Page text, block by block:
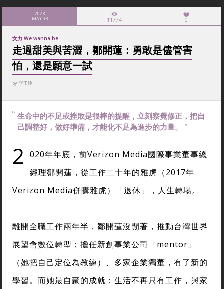
2023
MAY 03 11774 0
女力 We wanna be
走過甜美與苦澀，鄒開蓮：勇敢是儘管害
怕，還是願意一試
by 李玉玲
生命中的不足或挫敗是很棒的提醒，立刻察覺修正，把自
己調整好，做好準備，才能化不足為進步的力量。
2 020年年底，前Verizon Media國際事業董事總
經理鄒開蓮，從工作二十年的雅虎（2017年
Verizon Media併購雅虎）「退休」，人生轉場。
離開全職工作兩年半，鄒開蓮沒閒著，推動台灣世界
展望會數位轉型；擔任新創事業公司「mentor」
（她把自己定位為教練）、多家企業獨董，有了新的
學習。而她最自豪的成就：生活不再只有工作，與家